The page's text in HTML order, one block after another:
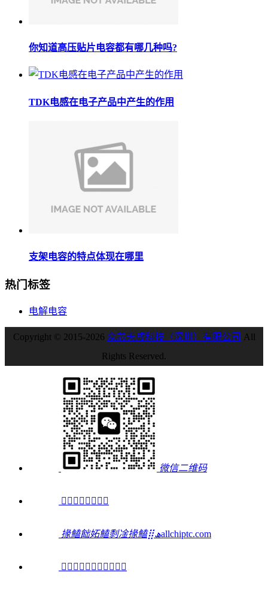
你知道高压贴片电容都有哪几种吗?
TDK电感在电子产品中产生的作用
支架电容的特点体现在哪里
热门标签
电解电容
Copyright © 2015-2026 众芯天成科技（深圳）有限公司 All
Rights Reserved.
微信二维码

掾鰪飿妬鰪㓿凎掾鰪⣿ﮪallchiptc.com
